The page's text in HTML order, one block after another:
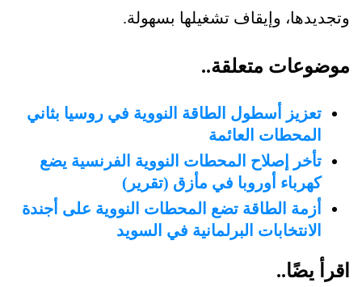
وتجديدها، وإيقاف تشغيلها بسهولة.
موضوعات متعلقة..
تعزيز أسطول الطاقة النووية في روسيا بثاني
المحطات العائمة
تأخر إصلاح المحطات النووية الفرنسية يضع
كهرباء أوروبا في مأزق (تقرير)
أزمة الطاقة تضع المحطات النووية على أجندة
الانتخابات البرلمانية في السويد
اقرأ يضًا..